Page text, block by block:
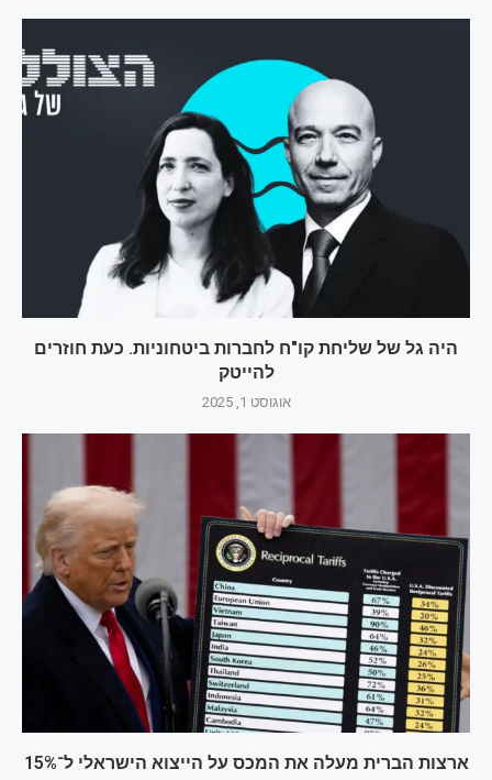
היה גל של שליחת קו"ח לחברות ביטחוניות. כעת חוזרים
להייטק
אוגוסט 1, 2025
ארצות הברית מעלה את המכס על הייצוא הישראלי ל־15%